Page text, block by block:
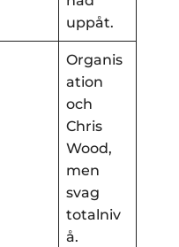
uppåt.
Organis
ation
och
Chris
Wood,
men
svag
totalniv
å.